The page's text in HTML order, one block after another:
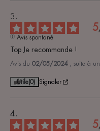
5
Avis spontané
Top Je recommande !
Avis du 02/05/2024 , suite à
Utile(0) Signaler
5